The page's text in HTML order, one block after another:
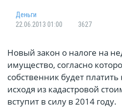
Деньги
22.06.2013 01:00
3627
Новый закон о налоге на
имущество, согласно
собственник будет
исходя из кадастровой
вступит в силу в 2014 году.